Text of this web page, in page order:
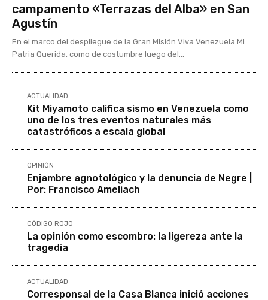
campamento «Terrazas del Alba» en San
Agustín
En el marco del despliegue de la Gran Misión Viva Venezuela Mi
Patria Querida, como de costumbre luego del...
ACTUALIDAD
Kit Miyamoto califica sismo en Venezuela como
uno de los tres eventos naturales más
catastróficos a escala global
OPINIÓN
Enjambre agnotológico y la denuncia de Negre |
Por: Francisco Ameliach
CÓDIGO ROJO
La opinión como escombro: la ligereza ante la
tragedia
ACTUALIDAD
Corresponsal de la Casa Blanca inició acciones